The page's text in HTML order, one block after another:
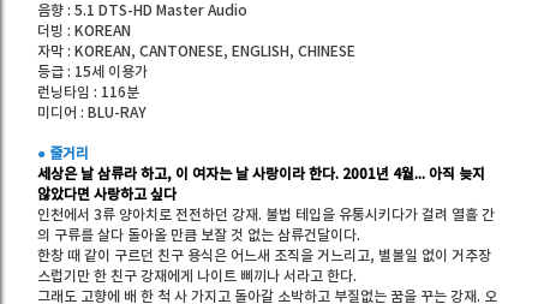
음향 : 5.1 DTS-HD Master Audio
더빙 : KOREAN
자막 : KOREAN, CANTONESE, ENGLISH, CHINESE
등급 : 15세 이용가
런닝타임 : 116분
미디어 : BLU-RAY
● 줄거리
세상은 날 삼류라 하고, 이 여자는 날 사랑이라 한다. 2001년 4월... 아직 늦지
않았다면 사랑하고 싶다
인천에서 3류 양아치로 전전하던 강재. 불법 테입을 유통시키다가 걸려 열흘 간
의 구류를 살다 돌아올 만큼 보잘 것 없는 삼류건달이다.
한창 때 같이 구르던 친구 용식은 어느새 조직을 거느리고, 별볼일 없이 거추장
스럽기만 한 친구 강재에게 나이트 삐끼나 서라고 한다.
그래도 고향에 배 한 척 사 가지고 돌아갈 소박하고 부질없는 꿈을 꾸는 강재. 오